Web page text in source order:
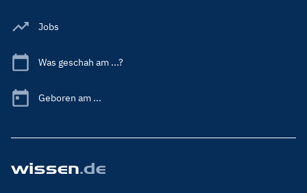
Jobs
Was geschah am ...?
Geboren am ...